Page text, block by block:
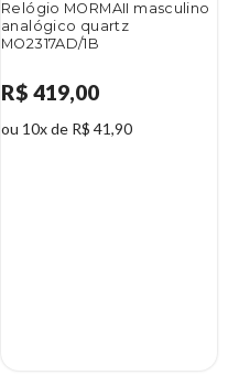
Relógio MORMAII masculino
analógico quartz
MO2317AD/1B
R$ 419,00
ou 10x de R$ 41,90